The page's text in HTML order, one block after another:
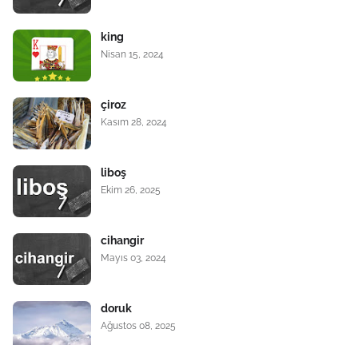
king
Nisan 15, 2024
çiroz
Kasım 28, 2024
liboş
Ekim 26, 2025
cihangir
Mayıs 03, 2024
doruk
Ağustos 08, 2025